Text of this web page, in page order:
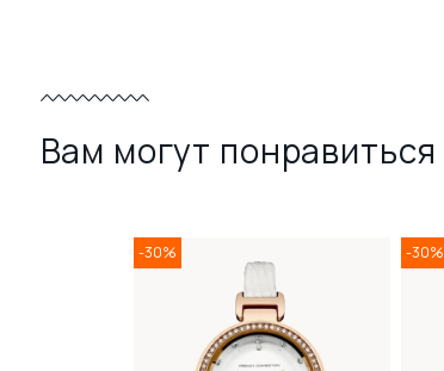
Вам могут понравиться
-30% -30%